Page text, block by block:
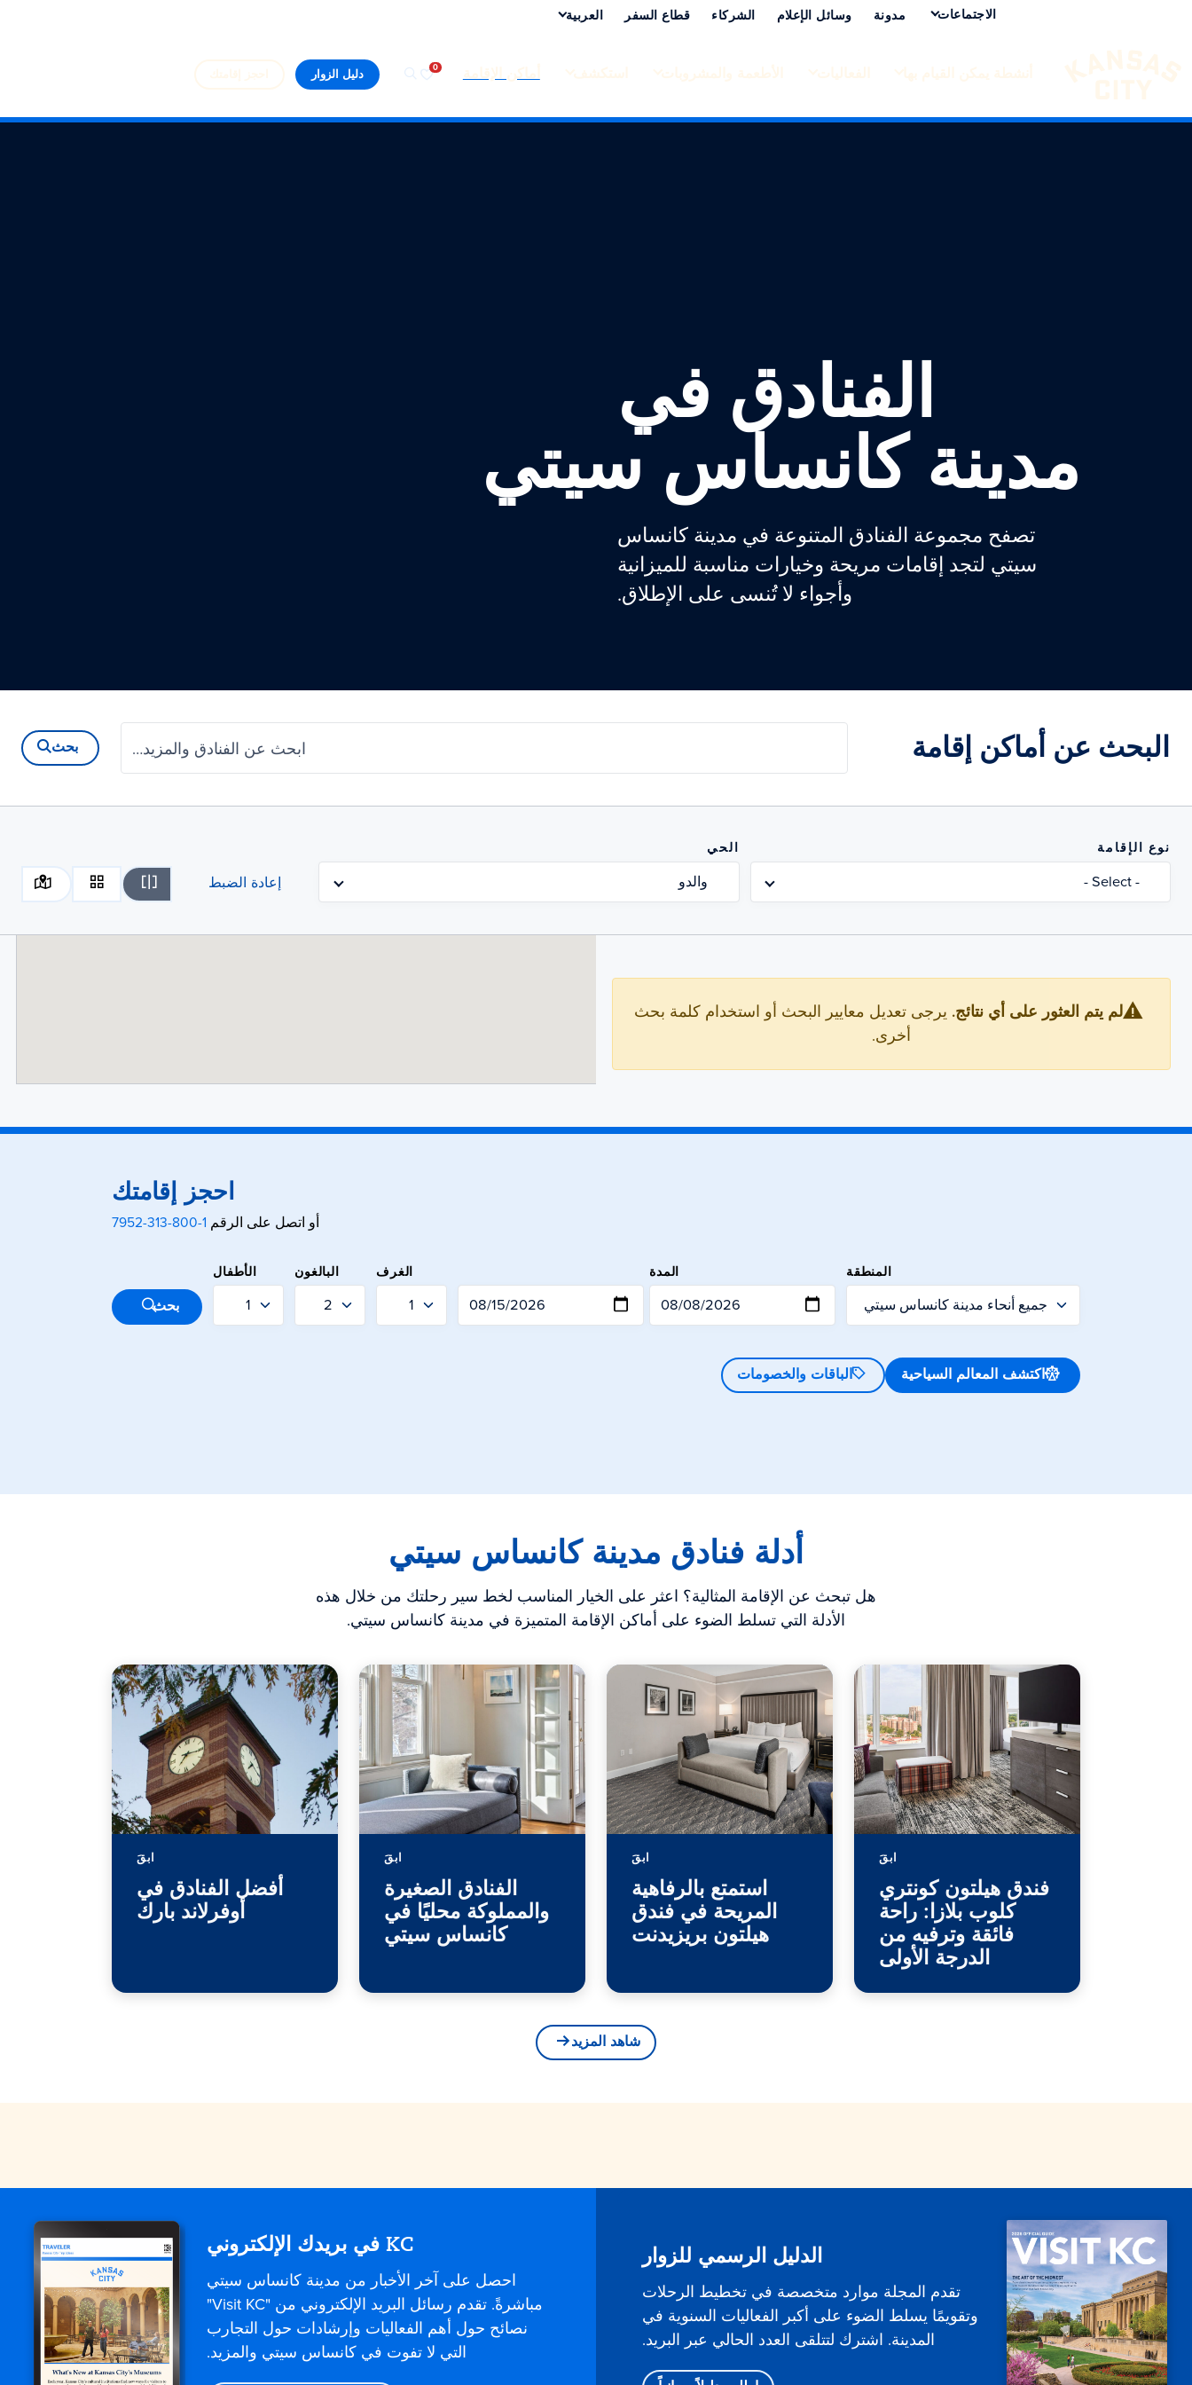
تفضل بزيارة مدينة كانساس سيتي
دليل الزوار
الاجتماعات مدونة وسائل الإعلام الشركاء قطاع السفر العربية‏
الفنادق في
مدينة كانساس سيتي
تصفح مجموعة الفنادق المتنوعة في مدينة كانساس
سيتي لتجد إقامات مريحة وخيارات مناسبة للميزانية
وأجواء لا تُنسى على الإطلاق.
البحث عن أماكن إقامة ابحث عن الفنادق والمزيد… بحث
نوع الإقامة
- Select -
الحي
والدو إعادة الضبط
لم يتم العثور على أي نتائج. يرجى تعديل معايير البحث أو استخدام كلمة بحث
أخرى.
احجز إقامتك
أو اتصل على الرقم 1-800-313-7952
المنطقة المدة الغرف البالغون الأطفال
بحث
اكتشف المعالم السياحية الباقات والخصومات
أدلة فنادق مدينة كانساس سيتي
هل تبحث عن الإقامة المثالية؟ اعثر على الخيار المناسب لخط سير رحلتك من خلال هذه
الأدلة التي تسلط الضوء على أماكن الإقامة المتميزة في مدينة كانساس سيتي.
ابقَ
فندق هيلتون كونتري
كلوب بلازا: راحة
فائقة وترفيه من
الدرجة الأولى
ابقَ
استمتع بالرفاهية
المريحة في فندق
هيلتون بريزيدنت
ابقَ
الفنادق الصغيرة
والمملوكة محليًا في
كانساس سيتي
ابقَ
أفضل الفنادق في
أوفرلاند بارك
شاهد المزيد
الدليل الرسمي للزوار
تقدم المجلة موارد متخصصة في تخطيط الرحلات
وتقويمًا يسلط الضوء على أكبر الفعاليات السنوية في
المدينة. اشترك لتتلقى العدد الحالي عبر البريد.
KC في بريدك الإلكتروني
احصل على آخر الأخبار من مدينة كانساس سيتي
مباشرةً. تقدم رسائل البريد الإلكتروني من "Visit KC"
نصائح حول أهم الفعاليات وإرشادات حول التجارب
التي لا تفوت في كانساس سيتي والمزيد.